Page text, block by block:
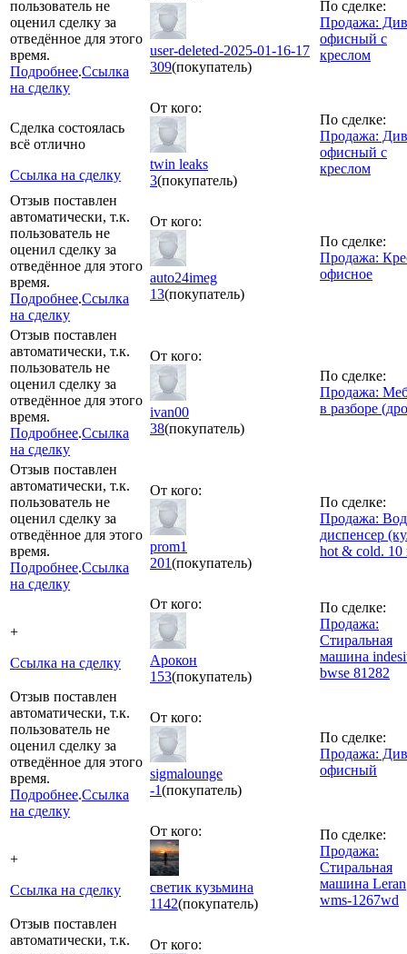
пользователь не
оценил сделку за
отведённое для этого
время.
Подробнее.Ссылка
на сделку
user-deleted-2025-01-16-17
309(покупатель)
По сделке:
Продажа:
офисный с
креслом
Сделка состоялась
всё отлично
Ссылка на сделку
От кого:
twin leaks
3(покупатель)
По сделке:
Продажа:
офисный с
креслом
Отзыв поставлен
автоматически, т.к.
пользователь не
оценил сделку за
отведённое для этого
время.
Подробнее.Ссылка
на сделку
От кого:
auto24imeg
13(покупатель)
По сделке:
Продажа:
офисное
Отзыв поставлен
автоматически, т.к.
пользователь не
оценил сделку за
отведённое для этого
время.
Подробнее.Ссылка
на сделку
От кого:
ivan00
38(покупатель)
По сделке:
Продажа:
в разборе
Отзыв поставлен
автоматически, т.к.
пользователь не
оценил сделку за
отведённое для этого
время.
Подробнее.Ссылка
на сделку
От кого:
prom1
201(покупатель)
По сделке:
Продажа:
диспенсер
hot & cold. 10
+
Ссылка на сделку
От кого:
Арокон
153(покупатель)
По сделке:
Продажа:
Стиральная
машина
bwse 81282
Отзыв поставлен
автоматически, т.к.
пользователь не
оценил сделку за
отведённое для этого
время.
Подробнее.Ссылка
на сделку
От кого:
sigmalounge
-1(покупатель)
По сделке:
Продажа:
офисный
+
Ссылка на сделку
От кого:
светик кузьмина
1142(покупатель)
По сделке:
Продажа:
Стиральная
машина Leran
wms-1267wd
Отзыв поставлен
автоматически, т.к.
От кого: